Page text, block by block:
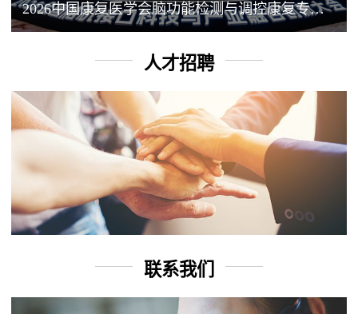
2026中国康复医学会脑功能检测与调控康复专业委员会学术年会丨脑客中国：脑机接口——EEG驱动TMS闭环调控工作坊
人才招聘
联系我们